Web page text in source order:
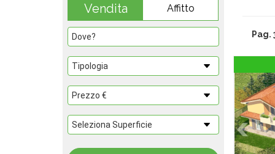
Vendita Affitto
Pag.